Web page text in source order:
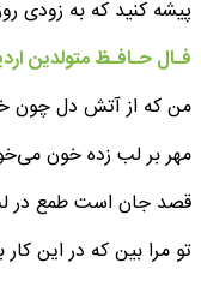
پیشه کنید که به زودی
فـال حـافـظ متولدین
من که از آتش دل چون
مهر بر لب زده خون
قصد جان است طمع در
تو مرا بین که در این